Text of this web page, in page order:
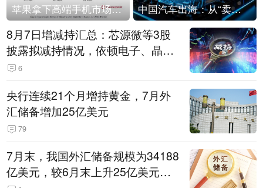
苹果拿下高端手机市场65%的份额：iPhone 17系列功不可没 中国汽车出海：从“卖出去”到“走进去”
8月7日增减持汇总：芯源微等3股
披露拟减持情况，依顿电子、晶华
微拟增持（表）
6
央行连续21个月增持黄金，7月外
汇储备增加25亿美元
79
7月末，我国外汇储备规模为34188
亿美元，较6月末上升25亿美元，